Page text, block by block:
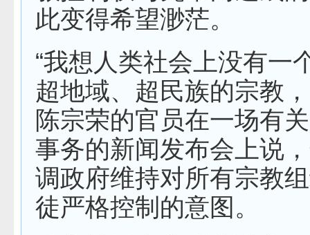
此变得希望渺茫。
“我想人类社会上没有一
超地域、超民族的宗教
陈宗荣的官员在一场有
事务的新闻发布会上说
调政府维持对所有宗教
徒严格控制的意图。